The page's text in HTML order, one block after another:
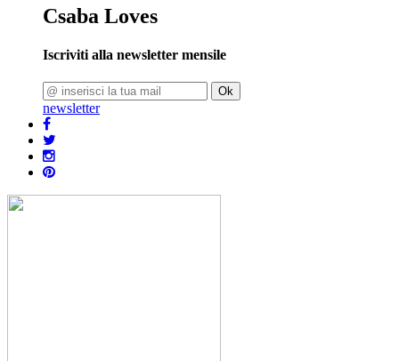
Csaba Loves
Iscriviti alla newsletter mensile
Ok
newsletter